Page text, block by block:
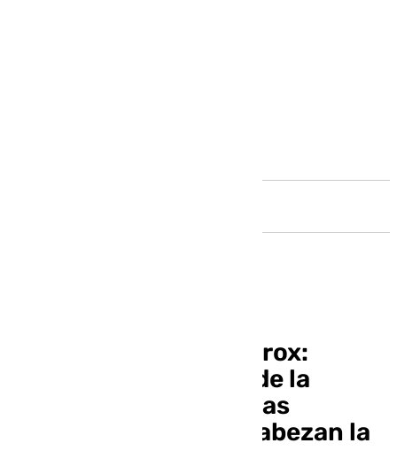
Otoño cultural en Torrox:
Falete, ‘El Fantasma de la
Ópera’ y un tributo a las
Guerreras K-Pop encabezan la